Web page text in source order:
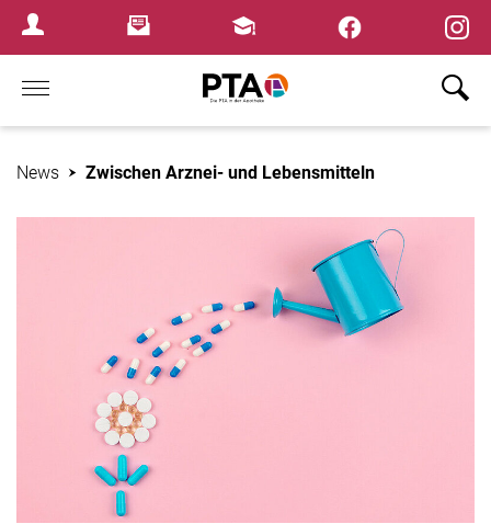
Login MenuNewsletterFortbildungen
Home
News Zwischen Arznei- und Lebensmitteln
×